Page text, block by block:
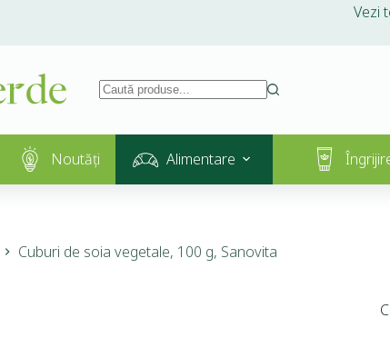
Vezi
Noutăți Alimentare
Cuburi de soia vegetale, 100 g, Sanovita